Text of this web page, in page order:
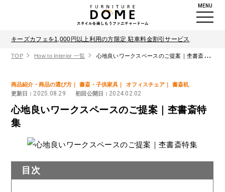
MENU
キーズカフェを1,000円以上利用の方限定 駐車料金割引サービス
TOP How to Interior 一覧 心地良いワークスペースのご提案｜杢書斎特集
商品紹介・商品の選び方 書斎・子供家具 オフィスチェア
書斎机
更新日 : 2025.08.29 初回公開日 : 2024.02.02
心地良いワークスペースのご提案｜杢書斎特
集
目次